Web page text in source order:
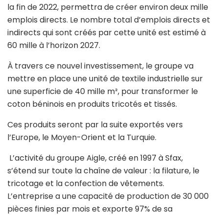
la fin de 2022, permettra de créer environ deux mille
emplois directs. Le nombre total d’emplois directs et
indirects qui sont créés par cette unité est estimé à
60 mille à l’horizon 2027.
À travers ce nouvel investissement, le groupe va
mettre en place une unité de textile industrielle sur
une superficie de 40 mille m², pour transformer le
coton béninois en produits tricotés et tissés.
Ces produits seront par la suite exportés vers
l’Europe, le Moyen-Orient et la Turquie.
L’activité du groupe Aigle, créé en 1997 à Sfax,
s’étend sur toute la chaîne de valeur : la filature, le
tricotage et la confection de vêtements.
L’entreprise a une capacité de production de 30 000
pièces finies par mois et exporte 97% de sa